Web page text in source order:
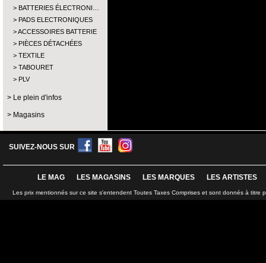
BATTERIES ÉLECTRONI…
PADS ELECTRONIQUES
ACCESSOIRES BATTERIE
PIÈCES DÉTACHÉES
TEXTILE
TABOURET
PLV
Le plein d'infos
Magasins
SUIVEZ-NOUS SUR
LE MAG LES MAGASINS LES MARQUES LES ARTISTES
Les prix mentionnés sur ce site s'entendent Toutes Taxes Comprises et sont donnés à